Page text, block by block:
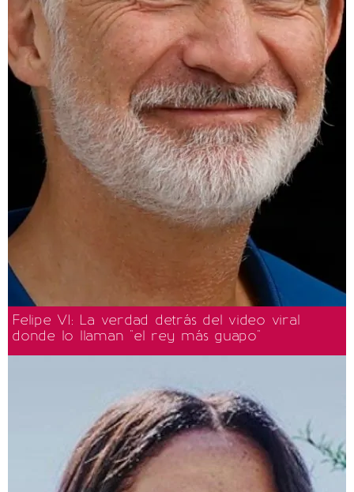
Felipe VI: La verdad detrás del video viral
donde lo llaman "el rey más guapo"